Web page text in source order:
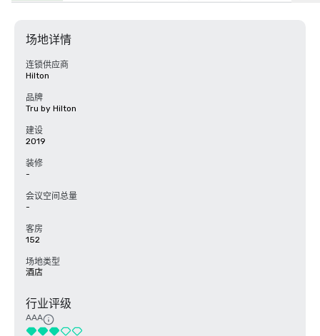
场地详情
连锁供应商
Hilton
品牌
Tru by Hilton
建设
2019
装修
-
会议空间总量
-
客房
152
场地类型
酒店
行业评级
AAA